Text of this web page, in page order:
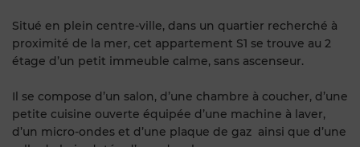
Situé en plein centre-ville, dans un quartier recherché à
proximité de la mer, cet appartement S1 se trouve au 2
étage d’un petit immeuble calme, sans ascenseur.
Il se compose d’un salon, d’une chambre à coucher, d’une
petite cuisine ouverte équipée d’une machine à laver,
d’un micro-ondes et d’une plaque de gaz ainsi que d’une